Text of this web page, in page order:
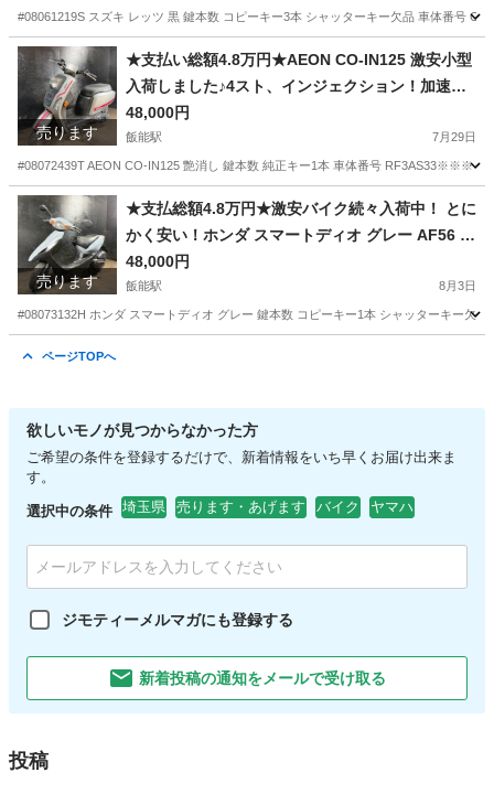
#08061219S スズキ レッツ 黒 鍵本数 コピーキー3本 シャッターキー欠品 車体番号
埼玉 飯能市 飯能駅 スズキ レッツ
売ります
★支払い総額4.8万円★AEON CO-IN125 激安小型
入荷しました♪4スト、インジェクション！加速良
好♪
48,000円
飯能駅 7月29日
#08072439T AEON CO-IN125 艶消し 鍵本数 純正キー1本 車体番号 RF3AS33※※※
埼玉 飯能市 飯能駅 その他 AEON
売ります
★支払総額4.8万円★激安バイク続々入荷中！ とに
かく安い！ホンダ スマートディオ グレー AF56 人
気のスマート！４スト、集中キー！バッテリー新
品！おしゃれな車両！
48,000円
飯能駅 8月3日
#08073132H ホンダ スマートディオ グレー 鍵本数 コピーキー1本 シャッターキー
ページTOPへ
欲しいモノが見つからなかった方
ご希望の条件を登録するだけで、新着情報をいち早くお届け出来ま
す。
選択中の条件 埼玉県 売ります・あげます バイク ヤマハ
ジモティーメルマガにも登録する
新着投稿の通知をメールで受け取る
投稿